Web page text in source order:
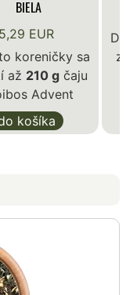
BIELA
5,29 EUR
koreničky sa
až 210 g čaju
Advent
košíka
Do